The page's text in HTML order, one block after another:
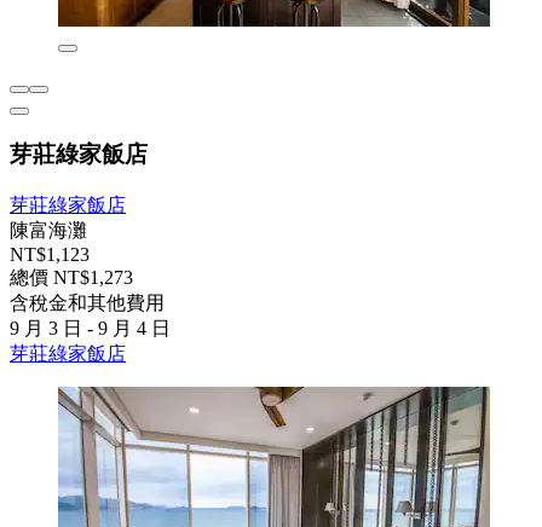
芽莊綠家飯店
芽莊綠家飯店
陳富海灘
NT$1,123
總價 NT$1,273
含稅金和其他費用
9 月 3 日 - 9 月 4 日
芽莊綠家飯店